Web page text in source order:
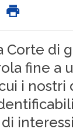
di
fine a
i
interessi